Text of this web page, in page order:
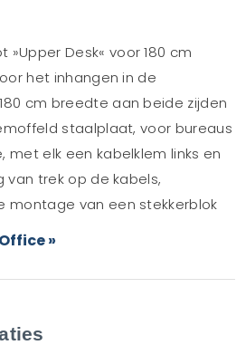
Desk« voor 180 cm
het inhangen in de
cm breedte aan beide zijden
staalplaat, voor bureaus
met elk een kabelklem links en
trek op de kabels,
montage van een stekkerblok
»